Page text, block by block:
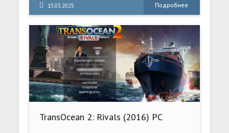
15.03.2025 Подробнее
TransOcean 2: Rivals (2016) PC